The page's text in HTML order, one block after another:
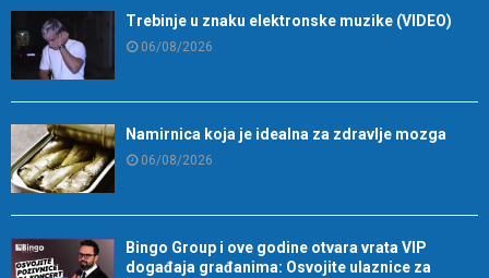
Trebinje u znaku elektronske muzike (VIDEO)
06/08/2026
Namirnica koja je idealna za zdravlje mozga
06/08/2026
Bingo Group i ove godine otvara vrata VIP
događaja građanima: Osvojite ulaznice za